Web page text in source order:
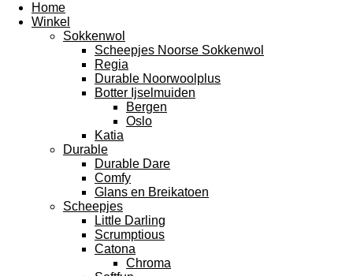
Home
Winkel
Sokkenwol
Scheepjes Noorse Sokkenwol
Regia
Durable Noorwoolplus
Botter Ijselmuiden
Bergen
Oslo
Katia
Durable
Durable Dare
Comfy
Glans en Breikatoen
Scheepjes
Little Darling
Scrumptious
Catona
Chroma